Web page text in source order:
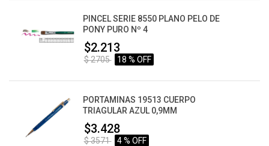
PINCEL SERIE 8550 PLANO PELO DE
PONY PURO Nº 4
$2.213
$ 2705 18 % OFF
PORTAMINAS 19513 CUERPO
TRIAGULAR AZUL 0,9MM
$3.428
$ 3571 4 % OFF